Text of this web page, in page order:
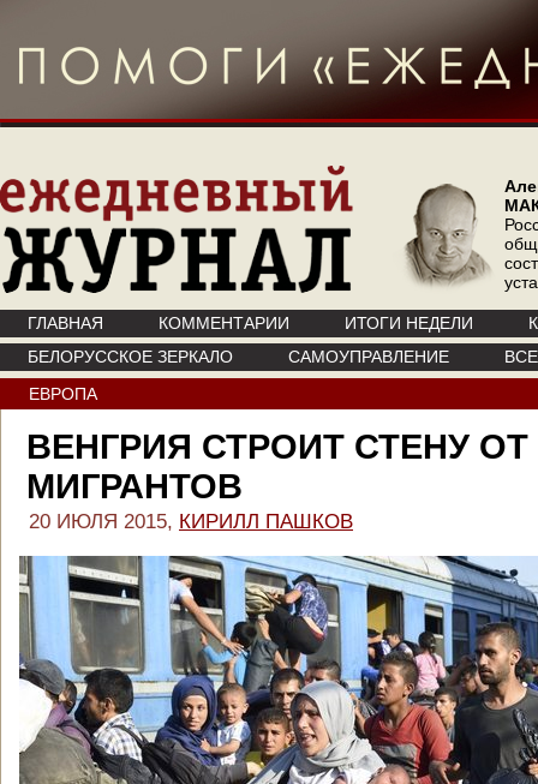
ГЛАВНАЯ КОММЕНТАРИИ ИТОГИ НЕДЕЛИ
БЕЛОРУССКОЕ ЗЕРКАЛО
САМОУПРАВЛЕНИЕ
ЕВРОПА
ВЕНГРИЯ СТРОИТ СТЕНУ ОТ
МИГРАНТОВ
20 ИЮЛЯ 2015, КИРИЛЛ ПАШКОВ